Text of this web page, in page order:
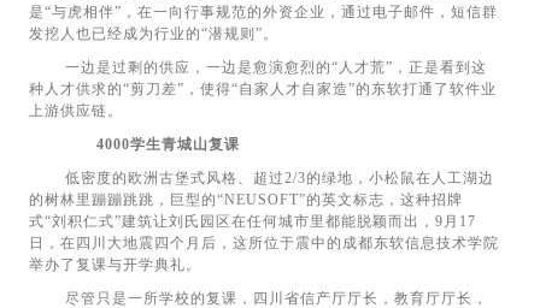
是“与虎相伴”，在一向行事规范的外资企业，通过电子邮件，短信群
发挖人也已经成为行业的“潜规则”。
一边是过剩的供应，一边是愈演愈烈的“人才荒”，正是看到这
种人才供求的“剪刀差”，使得“自家人才自家造”的东软打通了软件业
上游供应链。
4000学生青城山复课
低密度的欧洲古堡式风格、超过2/3的绿地，小松鼠在人工湖边
的树林里蹦蹦跳跳，巨型的“NEUSOFT”的英文标志，这种招牌
式“刘积仁式”建筑让刘氏园区在任何城市里都能脱颖而出，9月17
日，在四川大地震四个月后，这所位于震中的成都东软信息技术学院
举办了复课与开学典礼。
尽管只是一所学校的复课，四川省信产厅厅长，教育厅厅长，